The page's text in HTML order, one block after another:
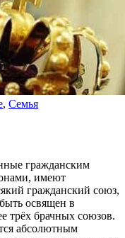
, Семья
гражданским
имеют
гражданский союз,
освящен в
трёх брачных союзов.
абсолютным